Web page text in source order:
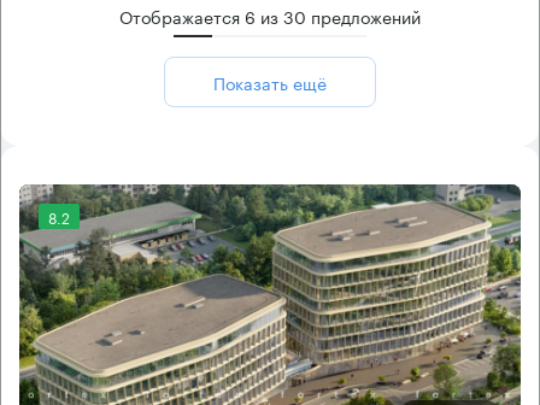
Отображается 6 из30 предложений
Показать ещё
8.2